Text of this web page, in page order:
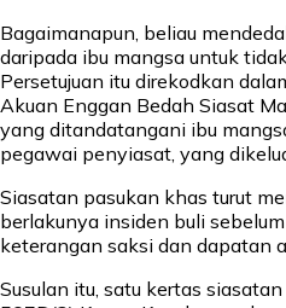
Bagaimanapun, beliau
daripada ibu mangsa untuk
Persetujuan itu direkodkan
Akuan Enggan Bedah Siasat
yang ditandatangani ibu
pegawai penyiasat, yang
Siasatan pasukan khas turut
berlakunya insiden buli
keterangan saksi dan dapatan
Susulan itu, satu kertas